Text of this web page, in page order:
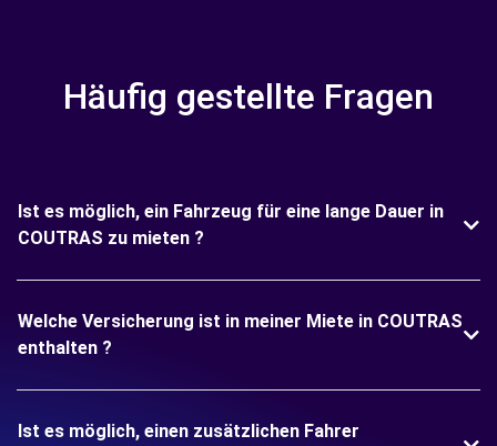
Häufig gestellte Fragen
Ist es möglich, ein Fahrzeug für eine lange Dauer in
COUTRAS zu mieten ?
Welche Versicherung ist in meiner Miete in COUTRAS
enthalten ?
Ist es möglich, einen zusätzlichen Fahrer